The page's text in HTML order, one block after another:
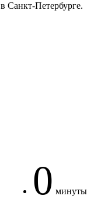
в Санкт-Петербурге.
0 минуты